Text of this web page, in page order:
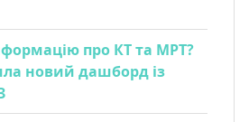
про КТ та МРТ?
новий дашборд із